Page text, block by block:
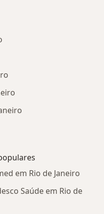
em Rio de Janeiro
Saúde em Rio de